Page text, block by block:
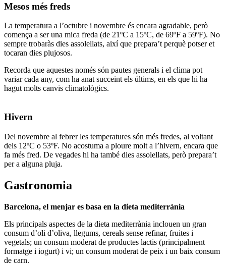
Mesos més freds
La temperatura a l’octubre i novembre és encara agradable, però
comença a ser una mica freda (de 21ºC a 15ºC, de 69ºF a 59ºF). No
sempre trobaràs dies assolellats, així que prepara’t perquè potser et
tocaran dies plujosos.
Recorda que aquestes només són pautes generals i el clima pot
variar cada any, com ha anat succeint els últims, en els que hi ha
hagut molts canvis climatològics.
Hivern
Del novembre al febrer les temperatures són més fredes, al voltant
dels 12ºC o 53ºF. No acostuma a ploure molt a l’hivern, encara que
fa més fred. De vegades hi ha també dies assolellats, però prepara’t
per a alguna pluja.
Gastronomia
Barcelona, el menjar es basa en la dieta mediterrània
Els principals aspectes de la dieta mediterrània inclouen un gran
consum d’oli d’oliva, llegums, cereals sense refinar, fruites i
vegetals; un consum moderat de productes lactis (principalment
formatge i iogurt) i vi; un consum moderat de peix i un baix consum
de carn.